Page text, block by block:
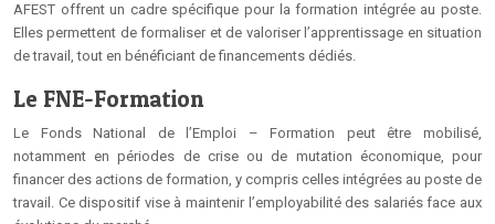
AFEST offrent un cadre spécifique pour la formation intégrée au poste.
Elles permettent de formaliser et de valoriser l’apprentissage en situation
de travail, tout en bénéficiant de financements dédiés.
Le FNE-Formation
Le Fonds National de l’Emploi – Formation peut être mobilisé,
notamment en périodes de crise ou de mutation économique, pour
financer des actions de formation, y compris celles intégrées au poste de
travail. Ce dispositif vise à maintenir l’employabilité des salariés face aux